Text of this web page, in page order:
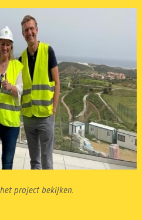
project bekijken.